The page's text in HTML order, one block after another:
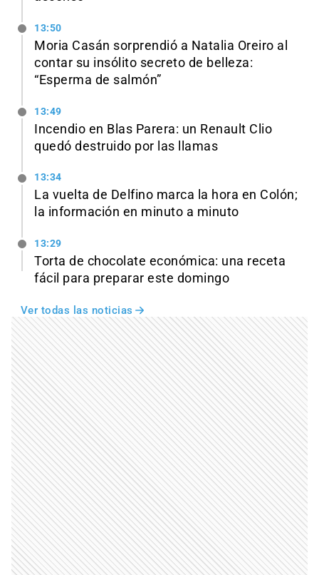
13:50
Moria Casán sorprendió a Natalia Oreiro al
contar su insólito secreto de belleza:
“Esperma de salmón”
13:49
Incendio en Blas Parera: un Renault Clio
quedó destruido por las llamas
13:34
La vuelta de Delfino marca la hora en Colón;
la información en minuto a minuto
13:29
Torta de chocolate económica: una receta
fácil para preparar este domingo
Ver todas las noticias